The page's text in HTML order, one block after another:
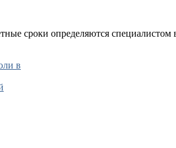
сроки определяются специалистом